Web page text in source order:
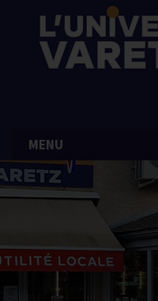
MENU